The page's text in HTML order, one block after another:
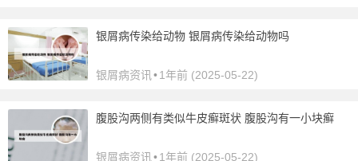
银屑病传染给动物 银屑病传染给动物吗
银屑病资讯 •1年前 (2025-05-22)
腹股沟两侧有类似牛皮癣斑状 腹股沟有一小块癣
银屑病资讯 •1年前 (2025-05-22)